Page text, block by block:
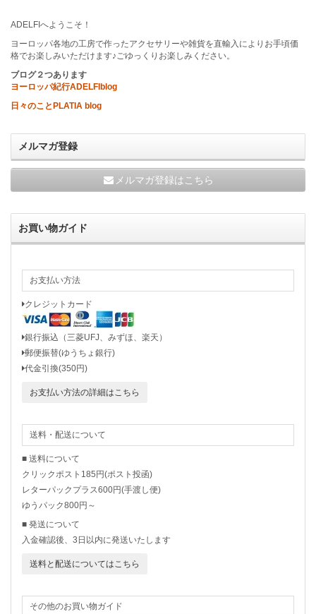
ADELFIへようこそ！
ヨーロッパ各地の工房で作ったアクセサリーや雑貨を直輸入によりお手頃価
格でお楽しみいただけます♪ごゆっくりお楽しみください。
ブログ２つあります
ヨーロッパ紀行ADELFIblog
日々のことPLATIA blog
メルマガ登録
メルマガ登録はこちら
お買い物ガイド
お支払い方法
クレジットカード
銀行振込（三菱UFJ、みずほ、楽天）
郵便振替(ゆうちょ銀行)
代金引換(350円)
お支払い方法の詳細はこちら
送料・配送について
■ 送料について
クリックポスト185円(ポスト投函)
レターパックプラス600円(手渡し便)
ゆうパック800円～
■ 発送について
入金確認後、3日以内に発送いたします
送料と配送についてはこちら
その他のお買い物ガイド